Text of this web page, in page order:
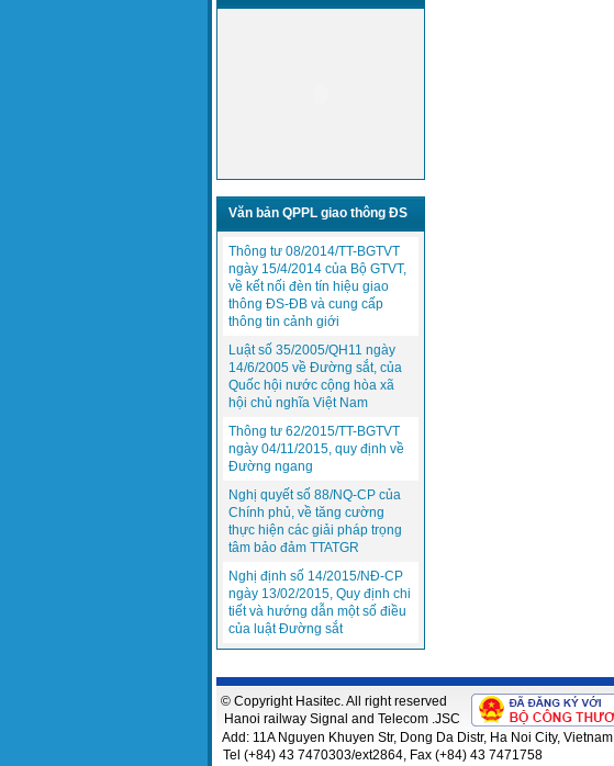
Văn bản QPPL giao thông ĐS
Thông tư 08/2014/TT-BGTVT
ngày 15/4/2014 của Bộ GTVT,
về kết nối đèn tín hiệu giao
thông ĐS-ĐB và cung cấp
thông tin cảnh giới
Luật số 35/2005/QH11 ngày
14/6/2005 về Đường sắt, của
Quốc hội nước cộng hòa xã
hội chủ nghĩa Việt Nam
Thông tư 62/2015/TT-BGTVT
ngày 04/11/2015, quy định về
Đường ngang
Nghị quyết số 88/NQ-CP của
Chính phủ, về tăng cường
thực hiện các giải pháp trọng
tâm bảo đảm TTATGR
Nghị định số 14/2015/NĐ-CP
ngày 13/02/2015, Quy định chi
tiết và hướng dẫn một số điều
của luật Đường sắt
© Copyright Hasitec. All right reserved
Hanoi railway Signal and Telecom .JSC
Add: 11A Nguyen Khuyen Str, Dong Da Distr, Ha Noi City, Vietnam
Tel (+84) 43 7470303/ext2864, Fax (+84) 43 7471758